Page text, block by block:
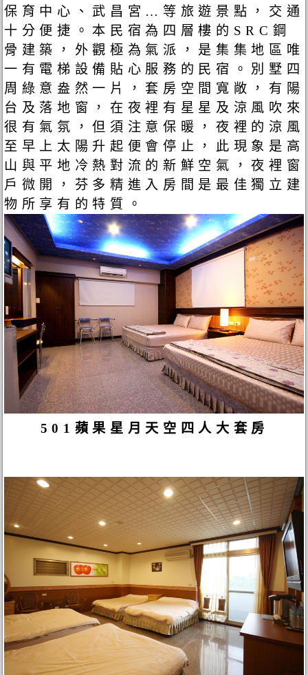
保育中心、武昌宮…等旅遊景點，交通
十分便捷。本民宿為四層樓的SRC鋼
骨建築，外觀極為氣派，是集集地區唯
一有電梯設備貼心服務的民宿。別墅四
周綠意盎然一片，套房空間寬敞，有陽
台及落地窗，在夜裡有星星及涼風吹來
很有氣氛，但須注意保暖，夜裡的涼風
至早上太陽升起便會停止，此現象是高
山與平地冷熱對流的新鮮空氣，夜裡窗
戶微開，芬多精進入房間是最佳獨立建
物所享有的特質。
501蘋果星月天空四人大套房